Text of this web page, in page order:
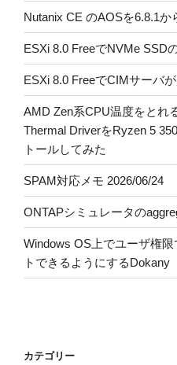
Nutanix CE のAOSを6.8.1
ESXi 8.0 FreeでNVMe SSD
ESXi 8.0 FreeでCIMサーバ
AMD Zen系CPU温度をとれ
Thermal DriverをRyzen 5
トールしてみた
SPAM対応メモ 2026/06/24
ONTAPシミュレータの
Windows OS上でユーザ権
トできるようにするDokany
カテゴリー